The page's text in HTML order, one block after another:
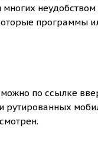
программы
по ссылке